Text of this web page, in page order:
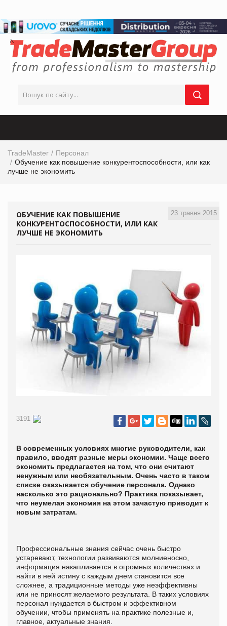
TradeMaster
Персонал
Обучение как повышение конкурентоспособности, или как
лучше не экономить
23 травня 2015
ОБУЧЕНИЕ КАК ПОВЫШЕНИЕ
КОНКУРЕНТОСПОСОБНОСТИ, ИЛИ КАК
ЛУЧШЕ НЕ ЭКОНОМИТЬ
3191
В современных условиях многие руководители, как
правило, вводят разные меры экономии. Чаще всего
экономить предлагается на том, что они считают
ненужным или необязательным. Очень часто в таком
списке оказывается обучение персонала. Однако
насколько это рационально? Практика показывает,
что неумелая экономия на этом зачастую приводит к
новым затратам.
Профессиональные знания сейчас очень быстро
устаревают, технологии развиваются молниеносно,
информация накапливается в огромных количествах и
найти в ней истину с каждым днем становится все
сложнее, а традиционные методы уже неэффективны
или не приносят желаемого результата. В таких условиях
персонал нуждается в быстром и эффективном
обучении, чтобы применять на практике полезные и,
главное, актуальные знания.